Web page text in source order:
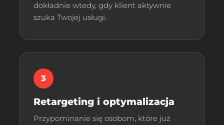
dokładnie wtedy, gdy klient aktywnie
szuka Twojej usługi.
3
Retargeting i optymalizacja
Przypominanie się osobom, które już